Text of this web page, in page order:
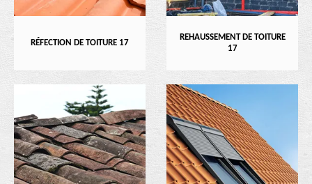
RÉFECTION DE TOITURE 17
REHAUSSEMENT DE TOITURE
17